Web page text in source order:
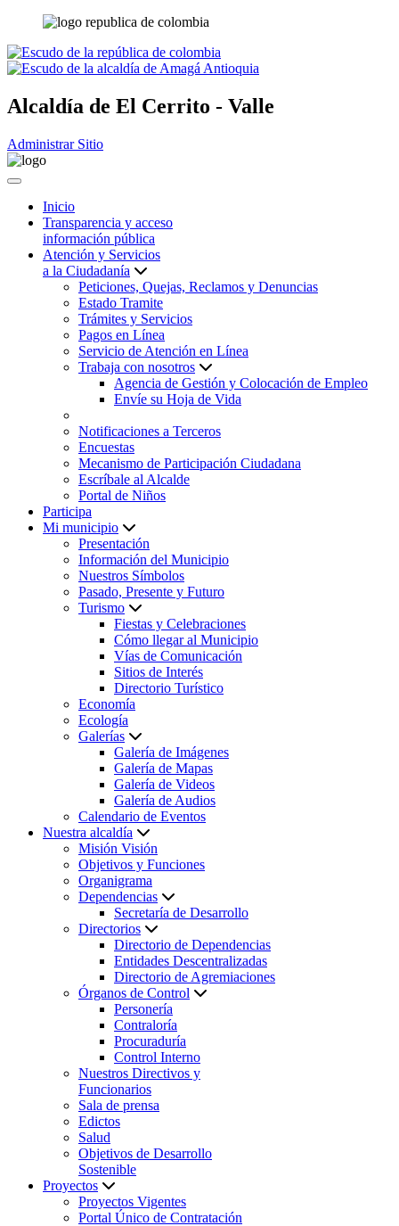
Alcaldía de El Cerrito - Valle
Administrar Sitio
Inicio
Transparencia y acceso
información pública
Atención y Servicios
a la Ciudadanía
Peticiones, Quejas, Reclamos y Denuncias
Estado Tramite
Trámites y Servicios
Pagos en Línea
Servicio de Atención en Línea
Trabaja con nosotros
Agencia de Gestión y Colocación de Empleo
Envíe su Hoja de Vida
Notificaciones a Terceros
Encuestas
Mecanismo de Participación Ciudadana
Escríbale al Alcalde
Portal de Niños
Participa
Mi municipio
Presentación
Información del Municipio
Nuestros Símbolos
Pasado, Presente y Futuro
Turismo
Fiestas y Celebraciones
Cómo llegar al Municipio
Vías de Comunicación
Sitios de Interés
Directorio Turístico
Economía
Ecología
Galerías
Galería de Imágenes
Galería de Mapas
Galería de Videos
Galería de Audios
Calendario de Eventos
Nuestra alcaldía
Misión Visión
Objetivos y Funciones
Organigrama
Dependencias
Secretaría de Desarrollo
Directorios
Directorio de Dependencias
Entidades Descentralizadas
Directorio de Agremiaciones
Órganos de Control
Personería
Contraloría
Procuraduría
Control Interno
Nuestros Directivos y
Funcionarios
Sala de prensa
Edictos
Salud
Objetivos de Desarrollo
Sostenible
Proyectos
Proyectos Vigentes
Portal Único de Contratación